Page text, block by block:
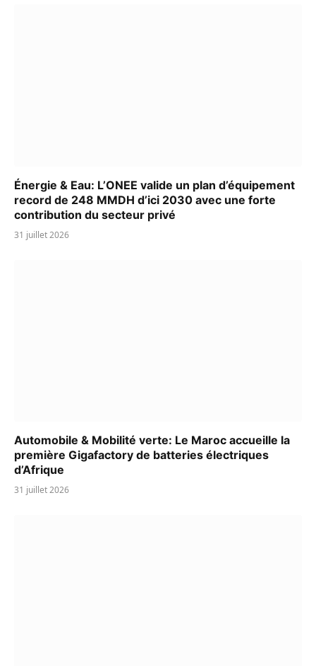
Énergie & Eau: L’ONEE valide un plan d’équipement
record de 248 MMDH d’ici 2030 avec une forte
contribution du secteur privé
31 juillet 2026
Automobile & Mobilité verte: Le Maroc accueille la
première Gigafactory de batteries électriques
d’Afrique
31 juillet 2026